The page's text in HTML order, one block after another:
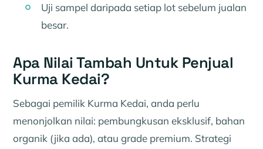
Uji sampel daripada setiap lot sebelum jualan
besar.
Apa Nilai Tambah Untuk Penjual
Kurma Kedai?
Sebagai pemilik Kurma Kedai, anda perlu
menonjolkan nilai: pembungkusan eksklusif, bahan
organik (jika ada), atau grade premium. Strategi